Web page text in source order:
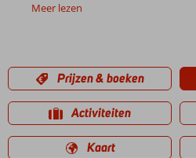
Meer lezen
Prijzen & boeken
Activiteiten
Kaart